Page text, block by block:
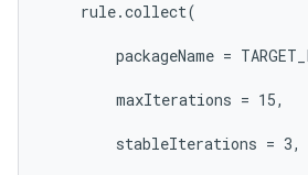
    rule.collect(
packageName =
        maxIterations = 15,
        stableIterations = 3,